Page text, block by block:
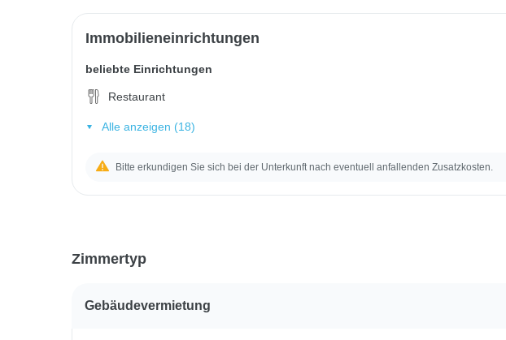
Immobilieneinrichtungen
beliebte Einrichtungen
Restaurant
Alle anzeigen (18)
Bitte erkundigen Sie sich bei der Unterkunft nach eventuell anfallenden Zusatzkosten.
Zimmertyp
Gebäudevermietung